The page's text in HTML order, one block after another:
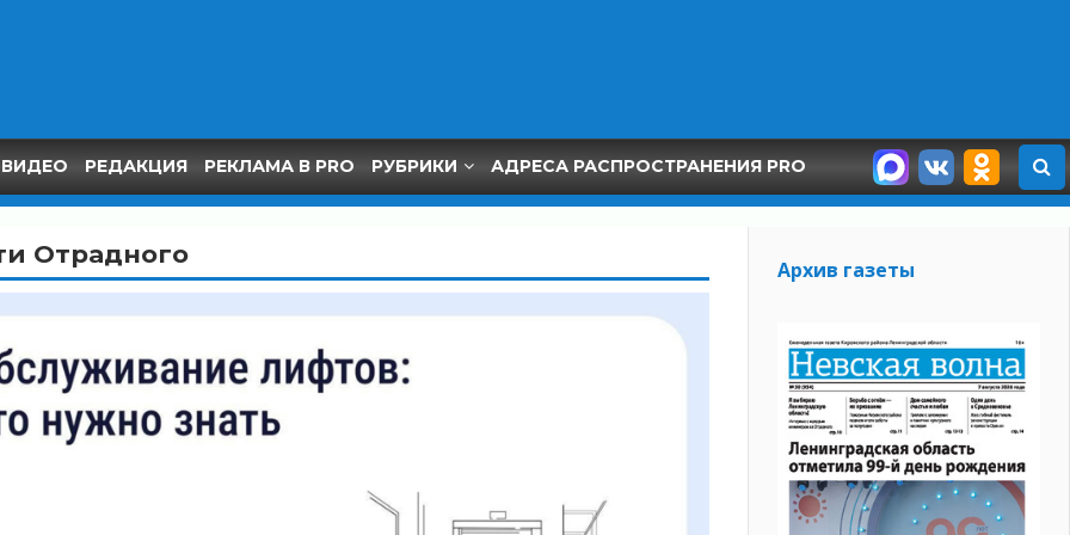
ВИДЕО РЕДАКЦИЯ РЕКЛАМА В PRO РУБРИКИ АДРЕСА РАСПРОСТРАНЕНИЯ PRO
Отрадного
Архив газеты